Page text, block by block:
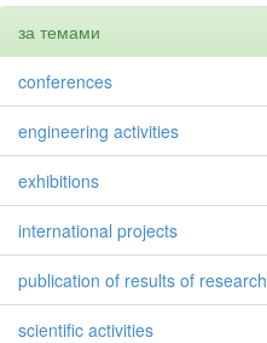
за темами
conferences
engineering activities
exhibitions
international projects
publication of results of research
scientific activities